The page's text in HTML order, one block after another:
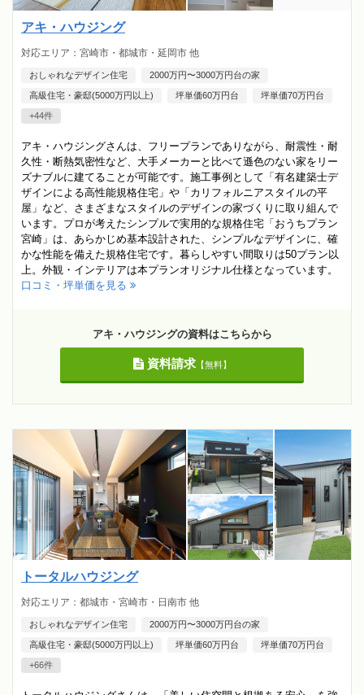
アキ・ハウジング
対応エリア：宮崎市・都城市・延岡市 他
おしゃれなデザイン住宅 2000万円〜3000万円台の家
高級住宅・豪邸(5000万円以上) 坪単価60万円台 坪単価70万円台
+44件
アキ・ハウジングさんは、フリープランでありながら、耐震性・耐
久性・断熱気密性など、大手メーカーと比べて遜色のない家をリー
ズナブルに建てることが可能です。施工事例として「有名建築士デ
ザインによる高性能規格住宅」や「カリフォルニアスタイルの平
屋」など、さまざまなスタイルのデザインの家づくりに取り組んで
います。プロが考えたシンプルで実用的な規格住宅「おうちプラン
宮崎」は、あらかじめ基本設計された、シンプルなデザインに、確
かな性能を備えた規格住宅です。暮らしやすい間取りは50プラン以
上。外観・インテリアは本プランオリジナル仕様となっています。
口コミ・坪単価を見る
アキ・ハウジングの資料はこちらから
資料請求【無料】
トータルハウジング
対応エリア：都城市・宮崎市・日南市 他
おしゃれなデザイン住宅 2000万円〜3000万円台の家
高級住宅・豪邸(5000万円以上) 坪単価60万円台 坪単価70万円台
+66件